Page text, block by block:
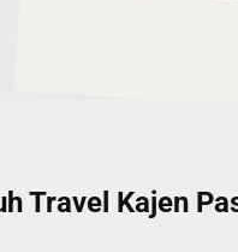
Travel Kajen